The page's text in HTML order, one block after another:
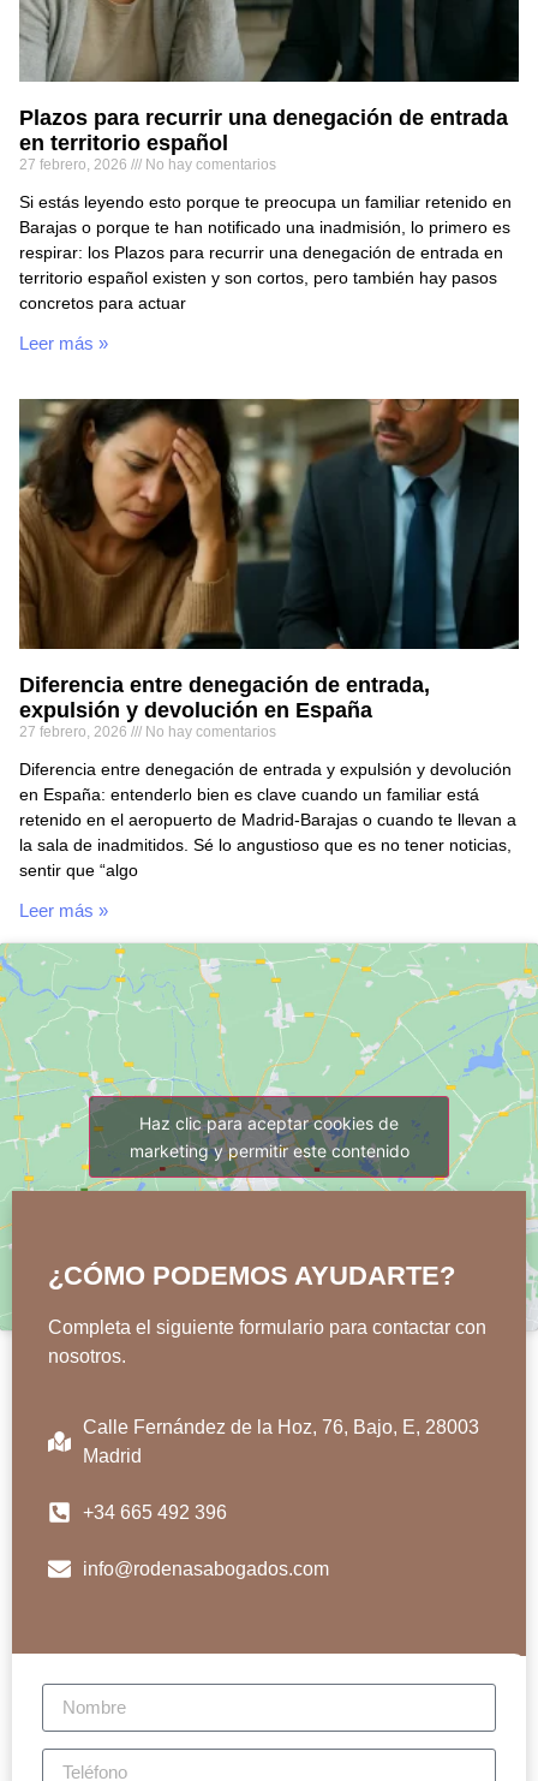
Plazos para recurrir una denegación de entrada
en territorio español
27 febrero, 2026 No hay comentarios
Si estás leyendo esto porque te preocupa un familiar retenido en
Barajas o porque te han notificado una inadmisión, lo primero es
respirar: los Plazos para recurrir una denegación de entrada en
territorio español existen y son cortos, pero también hay pasos
concretos para actuar
Leer más »
Diferencia entre denegación de entrada,
expulsión y devolución en España
27 febrero, 2026 No hay comentarios
Diferencia entre denegación de entrada y expulsión y devolución
en España: entenderlo bien es clave cuando un familiar está
retenido en el aeropuerto de Madrid-Barajas o cuando te llevan a
la sala de inadmitidos. Sé lo angustioso que es no tener noticias,
sentir que “algo
Leer más »
Haz clic para aceptar cookies de
marketing y permitir este contenido
¿CÓMO PODEMOS AYUDARTE?
Completa el siguiente formulario para contactar con
nosotros.
Calle Fernández de la Hoz, 76, Bajo, E, 28003
Madrid
+34 665 492 396
info@rodenasabogados.com